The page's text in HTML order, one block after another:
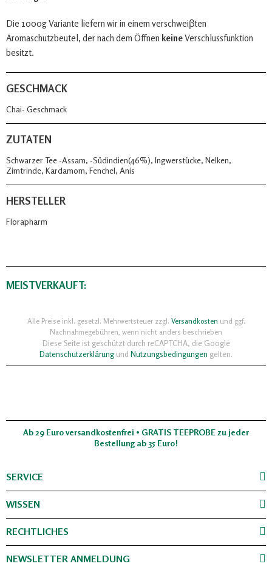
Die 1000g Variante liefern wir in einem verschweiβten
Aromaschutzbeutel, der nach dem Öffnen keineVerschlussfunktion
besitzt.
GESCHMACK
Chai- Geschmack
ZUTATEN
Schwarzer Tee -Assam, -Südindien(46%), Ingwerstücke, Nelken,
Zimtrinde, Kardamom, Fenchel, Anis
HERSTELLER
Florapharm
MEISTVERKAUFT:
Alle Preise inkl. gesetzl. Mehrwertsteuer zzgl. Versandkosten und ggf.
Nachnahmegebühren, wenn nicht anders beschrieben
Diese Seite ist geschützt durch reCAPTCHA, die Google
Datenschutzerklärungund Nutzungsbedingungen gelten.
Ab 29 Euro versandkostenfrei • GRATIS TEEPROBE zu jeder
Bestellung ab 35 Euro!
SERVICE
WISSEN
RECHTLICHES
NEWSLETTER ANMELDUNG